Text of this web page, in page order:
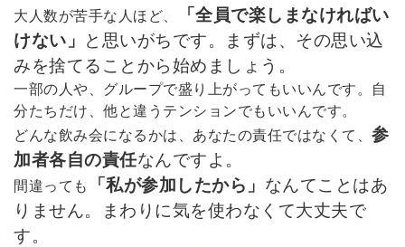
大人数が苦手な人ほど、
「全員で楽しまなければい
けない」 と思いがちです。まずは、その思い込
みを捨てることから始めましょう。
一部の人や、グループで盛り上がってもいいんです。自
分たちだけ、他と違うテンションでもいいんです。
どんな飲み会になるかは、あなたの責任ではなくて、 参
加者各自の責任なんですよ。
間違っても 「私が参加したから」 なんてことはあ
りません。まわりに気を使わなくて大丈夫で
す。